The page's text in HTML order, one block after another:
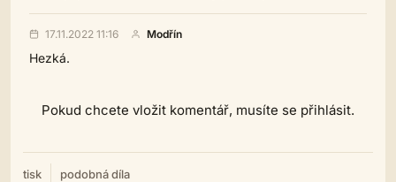
17.11.2022 11:16 Modřín
Hezká.
Pokud chcete vložit komentář, musíte se přihlásit.
tisk podobná díla